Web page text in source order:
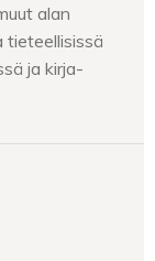
alan
ja kirja-